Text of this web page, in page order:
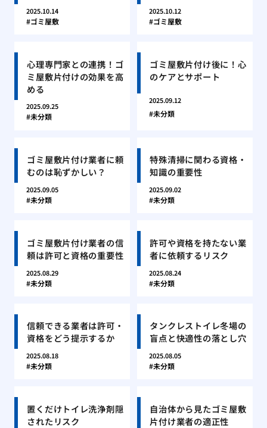
2025.10.14
ゴミ屋敷
2025.10.12
ゴミ屋敷
心理専門家との連携！ゴ
ミ屋敷片付けの効果を高
める
2025.09.25
未分類
ゴミ屋敷片付け後に！心
のケアとサポート
2025.09.12
未分類
ゴミ屋敷片付け業者に頼
むのは恥ずかしい？
2025.09.05
未分類
特殊清掃に関わる資格・
知識の重要性
2025.09.02
未分類
ゴミ屋敷片付け業者の信
頼は許可と資格の重要性
2025.08.29
未分類
許可や資格を持たない業
者に依頼するリスク
2025.08.24
未分類
信頼できる業者は許可・
資格をどう提示するか
2025.08.18
未分類
タンクレストイレ冬場の
盲点と快適性の落とし穴
2025.08.05
未分類
置くだけトイレ洗浄剤隠
されたリスク
自治体から見たゴミ屋敷
片付け業者の適正性